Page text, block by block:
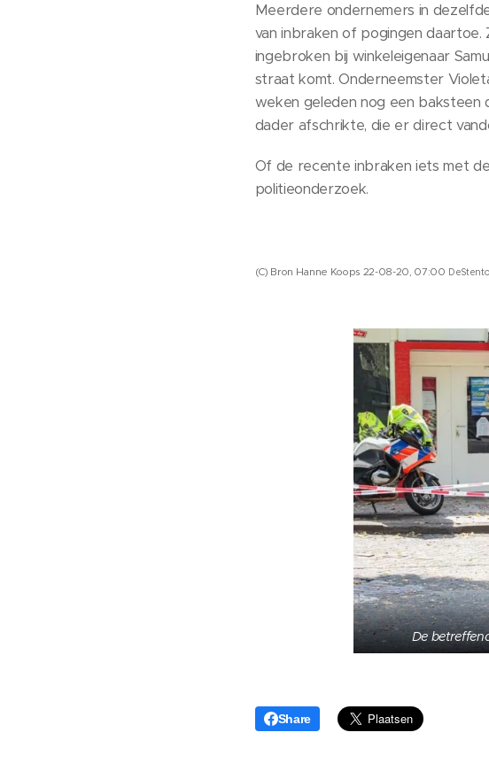
Meerdere ondernemers in
van inbraken of pogingen
ingebroken bij winkeleigenaar
straat komt. Onderneemster
weken geleden nog een
dader afschrikte, die er direct
Of de recente inbraken iets met
politieonderzoek.
(C) Bron Hanne Koops 22-08-20, 07:00
De
Share